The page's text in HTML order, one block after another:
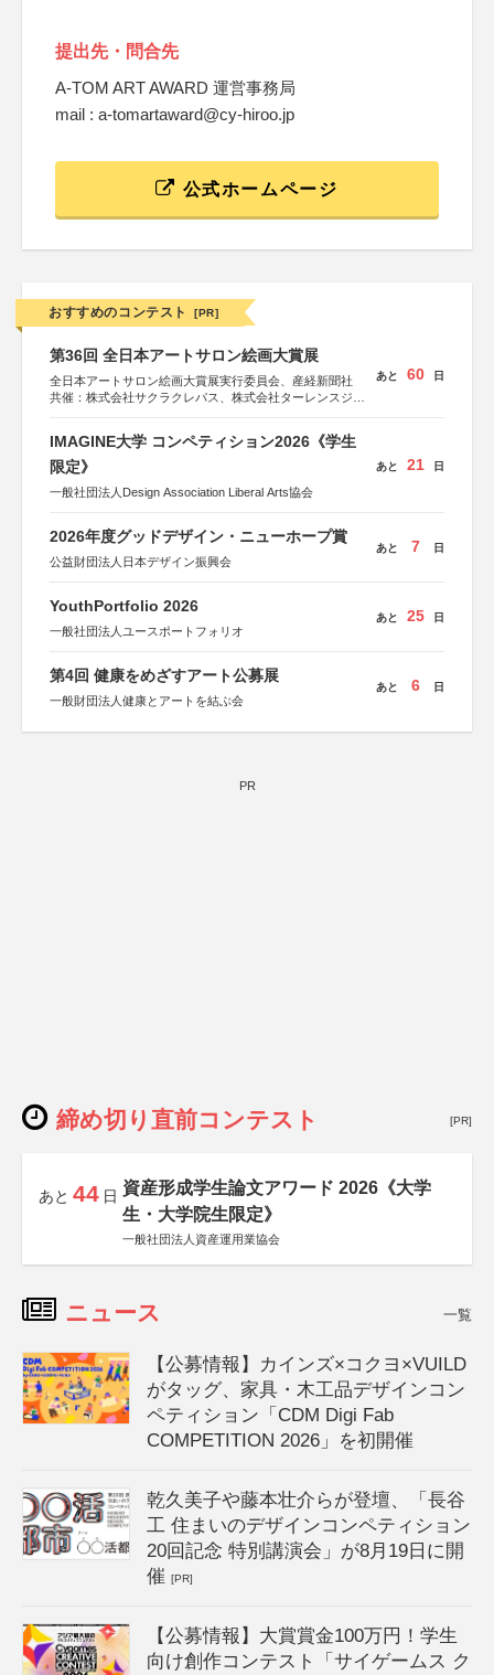
提出先・問合先
A-TOM ART AWARD 運営事務局
mail : a-tomartaward@cy-hiroo.jp
公式ホームページ
おすすめのコンテスト [PR]
第36回 全日本アートサロン絵画大賞展
全日本アートサロン絵画大賞展実行委員会、産経新聞社
共催：株式会社サクラクレパス、株式会社ターレンスジャ
あと 60 日
IMAGINE大学 コンペティション2026《学生
限定》
一般社団法人Design Association Liberal Arts協会
あと 21 日
2026年度グッドデザイン・ニューホープ賞
公益財団法人日本デザイン振興会
あと 7 日
YouthPortfolio 2026
一般社団法人ユースポートフォリオ
あと 25 日
第4回 健康をめざすアート公募展
一般財団法人健康とアートを結ぶ会
あと 6 日
PR
締め切り直前コンテスト [PR]
あと 44 日 資産形成学生論文アワード 2026《大学
生・大学院生限定》
一般社団法人資産運用業協会
ニュース 一覧
【公募情報】カインズ×コクヨ×VUILD
がタッグ、家具・木工品デザインコン
ペティション「CDM Digi Fab
COMPETITION 2026」を初開催
乾久美子や藤本壮介らが登壇、「長谷
工 住まいのデザインコンペティション
20回記念 特別講演会」が8月19日に開
催[PR]
【公募情報】大賞賞金100万円！学生
向け創作コンテスト「サイゲームス ク